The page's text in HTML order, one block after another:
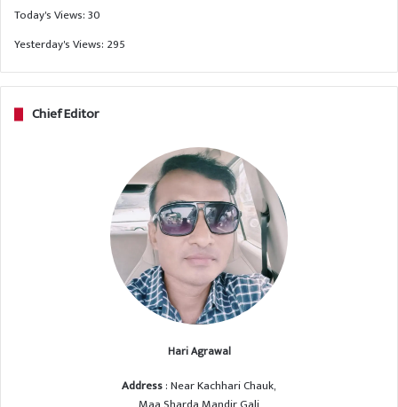
Today's Views:30
Yesterday's Views: 295
Chief Editor
Hari Agrawal
Address: Near Kachhari Chauk,